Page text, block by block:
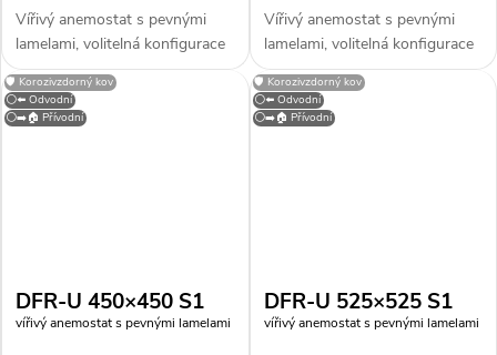
Vířivý anemostat s pevnými
lamelami, volitelná konfigurace
výtlaku nebo sání, s
demontovatelnou středovou
částí. Dle provedení lamel je
Vířivý anemostat s pevnými
lamelami, volitelná konfigurace
výtlaku nebo sání, s
demontovatelnou středovou
částí. Dle provedení lamel je
⚪⬅️ Odvodní
⚪➡️🏠 Přívodní
🛡️ Korozivzdorný kov
DFR-U 450×450 S1
vířivý anemostat s pevnými lamelami
⚪⬅️ Odvodní
⚪➡️🏠 Přívodní
🛡️ Korozivzdorný kov
DFR-U 525×525 S1
vířivý anemostat s pevnými lamelami